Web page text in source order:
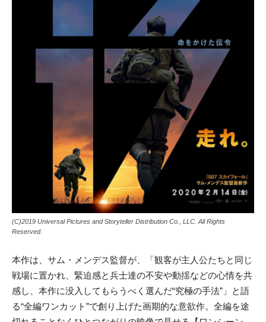
(C)2019 Universal Pictures and Storyteller Distribution Co., LLC. All Rights
Reserved.
本作は、サム・メンデス監督が、「観客が主人公たちと同じ
戦場に置かれ、緊迫感と兵士達の不安や動揺などの心情を共
感し、本作に没入してもらうべく選んだ“究極の手法”」と語
る“全編ワンカット”で創り上げた画期的な意欲作。全編を途